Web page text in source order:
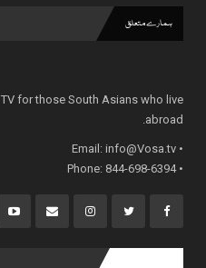
ہمارے متعلق
for those South Asians who live
abroad.
• Email:
info@Vosa.tv
• Phone: 844-698-6394